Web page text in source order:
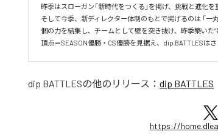
昨季はスローガン「新時代をつくる」を掲げ、挑戦と進化
そして今季、新ディレクター体制のもとで掲げるのは 「一
個の力を結集し、チームとして壁を突き抜け、昨季築いた“
頂点＝SEASON優勝・CS優勝を見据え、dip BATTLESはさ
dip BATTLESの他のリリース： dip BATTLES
https://